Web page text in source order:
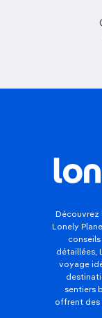
Découvrez
Lonely
détaillées,
voyage
sentiers
offrent des